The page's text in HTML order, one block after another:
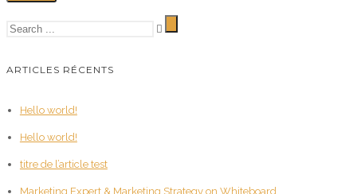
ARTICLES RÉCENTS
Hello world!
Hello world!
titre de l’article test
Marketing Expert & Marketing Strategy on Whiteboard